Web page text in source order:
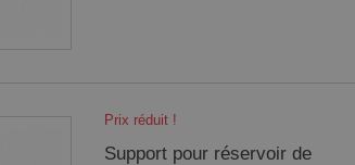
Prix réduit !
Support pour réservoir de